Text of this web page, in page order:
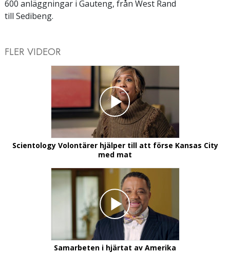
600 anläggningar i Gauteng, från West Rand
till Sedibeng.
FLER VIDEOR
Scientology Volontärer hjälper till att förse Kansas City
med mat
Samarbeten i hjärtat av Amerika